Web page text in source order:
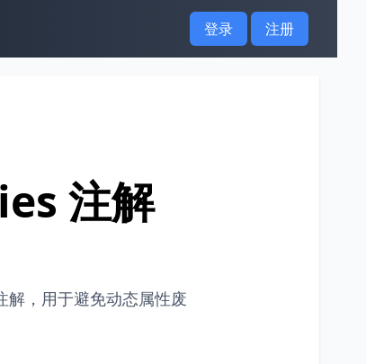
登录 注册
注解
解，用于避免动态属性废